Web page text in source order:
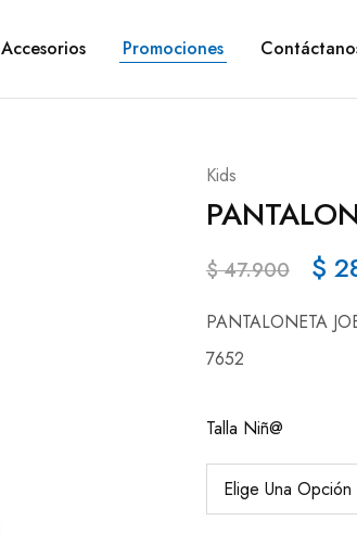
Accesorios Promociones
Kids
$47.900 $
PANTALONETA
7652
Talla Niñ@